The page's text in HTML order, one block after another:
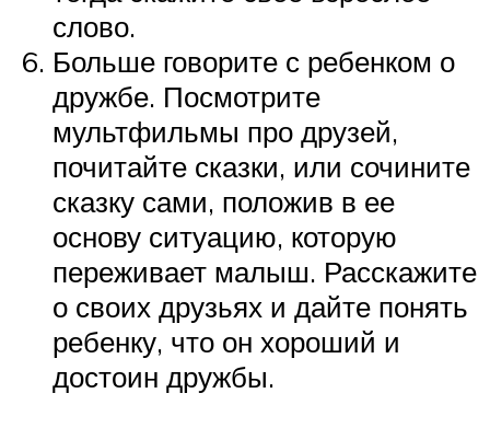
слово.
Больше говорите с ребенком о
дружбе. Посмотрите
мультфильмы про друзей,
почитайте сказки, или сочините
сказку сами, положив в ее
основу ситуацию, которую
переживает малыш. Расскажите
о своих друзьях и дайте понять
ребенку, что он хороший и
достоин дружбы.